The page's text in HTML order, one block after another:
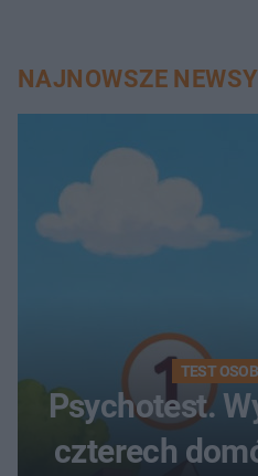
NAJNOWSZE
TEST
Psychotest.
czterech